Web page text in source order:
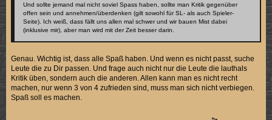
Und sollte jemand mal nicht soviel Spass haben, sollte man Kritik gegenüber
offen sein und annehmen/überdenken (gilt sowohl für SL- als auch Spieler-
Seite). Ich weiß, dass fällt uns allen mal schwer und wir bauen Mist dabei
(inklusive mir), aber man wird mit der Zeit besser darin.
Genau. Wichtig ist, dass alle Spaß haben. Und wenn es nicht passt, suche
Leute die zu Dir passen. Und frage auch nicht nur die Leute die lauthals
Kritik üben, sondern auch die anderen. Allen kann man es nicht recht
machen, nur wenn 3 von 4 zufrieden sind, muss man sich nicht verbiegen.
Spaß soll es machen.